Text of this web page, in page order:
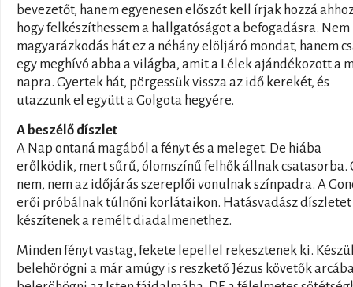
bevezetőt, hanem egyenesen előszót kell írjak hozzá
hogy felkészíthessem a hallgatóságot a befogadásra. Nem
magyarázkodás hát ez a néhány elöljáró mondat, hanem
egy meghívó abba a világba, amit a Lélek ajándékozott a
napra. Gyertek hát, pörgessük vissza az idő kerekét, és
utazzunk el együtt a Golgota hegyére.
A beszélő díszlet
A Nap ontaná magából a fényt és a meleget. De hiába
erőlködik, mert sűrű, ólomszínű felhők állnak csatasorba.
nem, nem az időjárás szereplői vonulnak színpadra. A
erői próbálnak túlnőni korlátaikon. Hatásvadász díszletet
készítenek a remélt diadalmenethez.
Minden fényt vastag, fekete lepellel rekesztenek ki.
belehörögni a már amúgy is reszkető Jézus követők